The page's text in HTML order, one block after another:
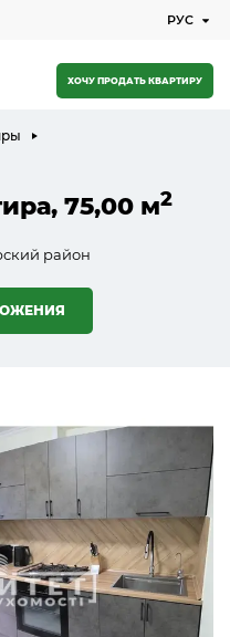
ХОЧУ ПРОДАТЬ КВАРТИРУ
75,00 м2
район